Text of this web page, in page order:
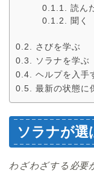
読ん
聞く
さびを学ぶ
ソラナを学ぶ
ヘルプを入手
最新の状態に
ソラナが選
わざわざする必要